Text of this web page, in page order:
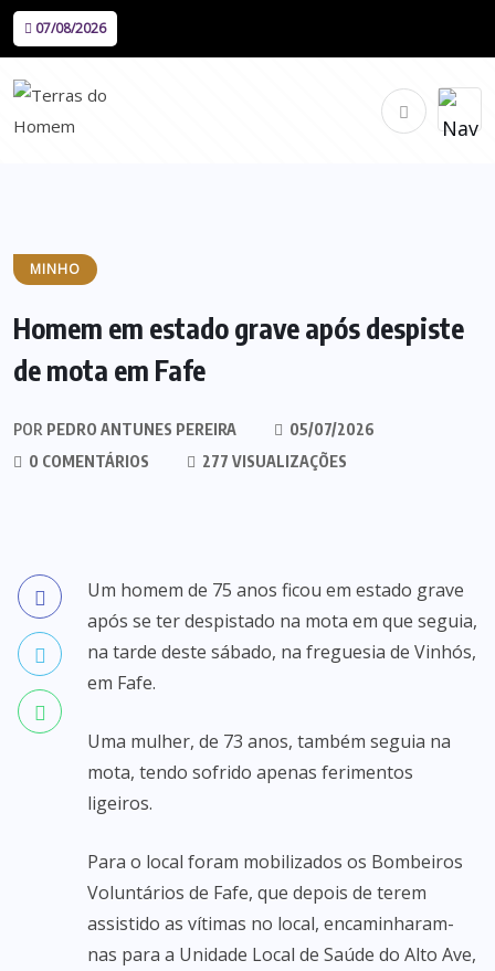
07/08/2026
MINHO
Homem em estado grave após despiste
de mota em Fafe
POR PEDRO ANTUNES PEREIRA
05/07/2026
0 COMENTÁRIOS
277 VISUALIZAÇÕES
Um homem de 75 anos ficou em estado grave
após se ter despistado na mota em que seguia,
na tarde deste sábado, na freguesia de Vinhós,
em Fafe.
Uma mulher, de 73 anos, também seguia na
mota, tendo sofrido apenas ferimentos
ligeiros.
Para o local foram mobilizados os Bombeiros
Voluntários de Fafe, que depois de terem
assistido as vítimas no local, encaminharam-
nas para a Unidade Local de Saúde do Alto Ave,